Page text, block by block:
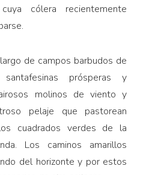
cólera recientemente
de campos barbudos de
prósperas y
molinos de viento y
pelaje que pastorean
cuadrados verdes de la
Los caminos amarillos
del horizonte y por estos